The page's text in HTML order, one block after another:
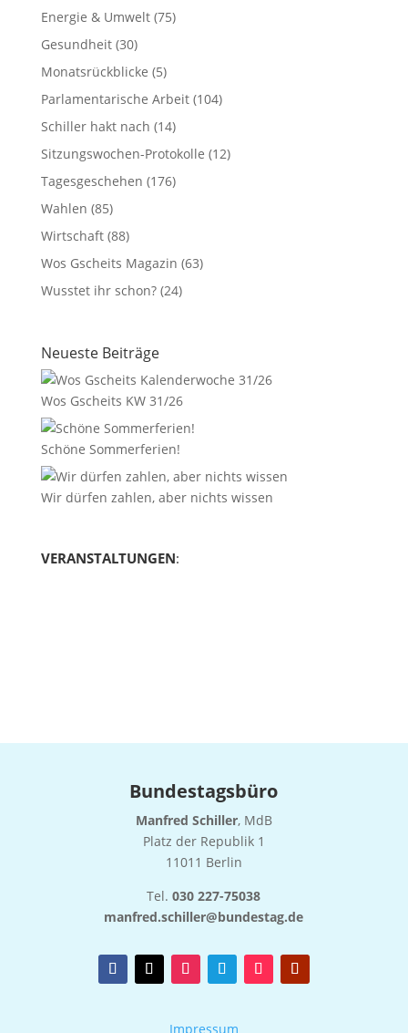
Energie & Umwelt(75)
Gesundheit(30)
Monatsrückblicke (5)
Parlamentarische Arbeit(104)
Schiller hakt nach (14)
Sitzungswochen-Protokolle (12)
Tagesgeschehen (176)
Wahlen (85)
Wirtschaft(88)
Wos Gscheits Magazin (63)
Wusstet ihr schon?(24)
Neueste Beiträge
Wos Gscheits KW 31/26
Schöne Sommerferien!
Wir dürfen zahlen, aber nichts wissen
VERANSTALTUNGEN:
Bundestagsbüro
Manfred Schiller, MdB
Platz der Republik 1
11011 Berlin
Tel.030 227-75038
manfred.schiller@bundestag.de
Impressum